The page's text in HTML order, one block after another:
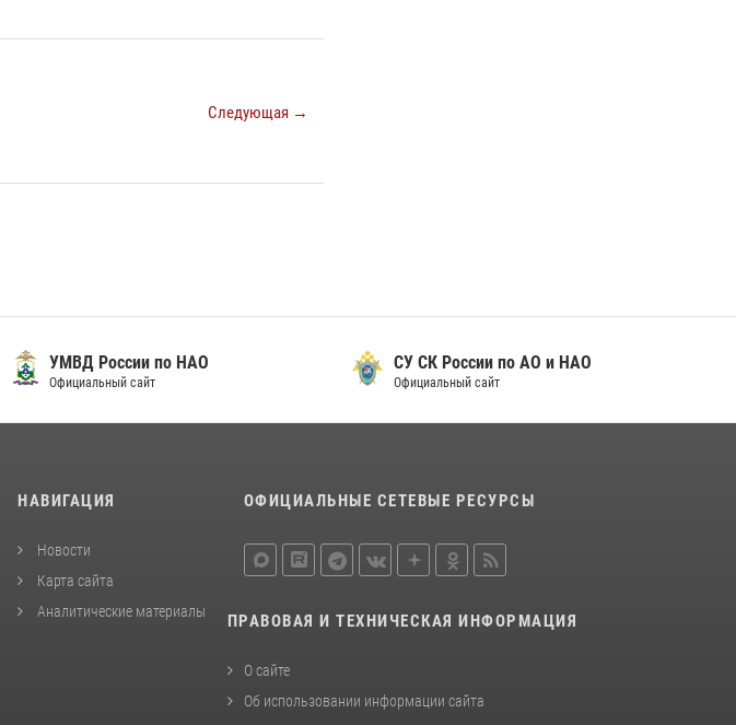
Следующая →
УМВД России по НАО
Официальный сайт
СУ СК России по АО и НАО
Официальный сайт
НАВИГАЦИЯ
Новости
Карта сайта
Аналитические материалы
ОФИЦИАЛЬНЫЕ СЕТЕВЫЕ РЕСУРСЫ
ПРАВОВАЯ И ТЕХНИЧЕСКАЯ ИНФОРМАЦИЯ
О сайте
Об использовании информации сайта